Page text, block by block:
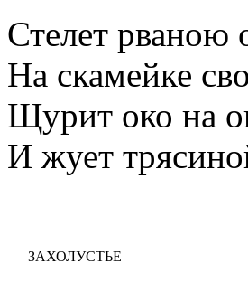
Стелет рваною
На скамейке
Щурит око на
И жует
ЗАХОЛУСТЬЕ